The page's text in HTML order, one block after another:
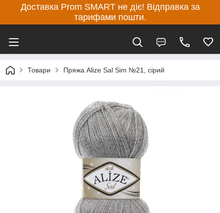
Доставка Prom SMART не діє! Відправка за
тарифами пошти.
Товари Пряжа Alize Sal Sim №21, сірий